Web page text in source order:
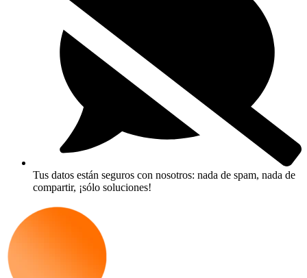
Tus datos están seguros con nosotros: nada de spam, nada de
compartir, ¡sólo soluciones!